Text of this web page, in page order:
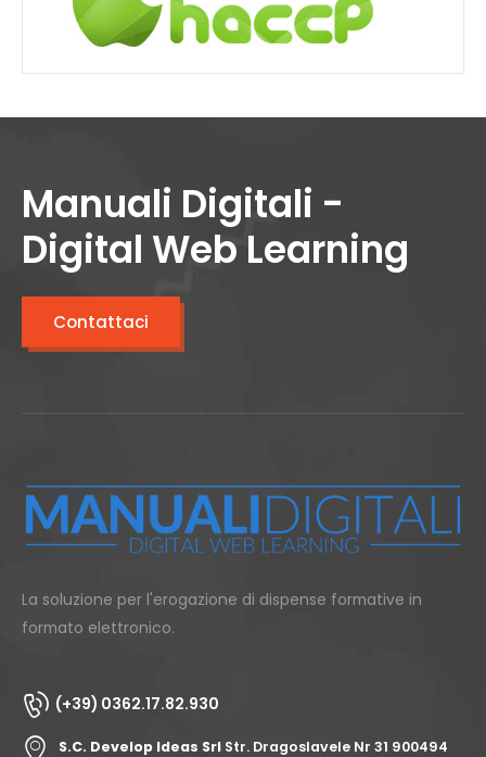
Manuali Digitali -
Digital Web Learning
Contattaci
La soluzione per l'erogazione di dispense formative in
formato elettronico.
(+39) 0362.17.82.930
S.C. Develop Ideas Srl Str. Dragoslavele Nr 31 900494